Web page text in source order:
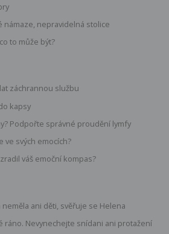
námaze, nepravidelná stolice
to může být?
záchrannou službu
kapsy
Podpořte správné proudění lymfy
ve svých emocích?
váš emoční kompas?
ani děti, svěřuje se Helena
ráno. Nevynechejte snídani ani protažení